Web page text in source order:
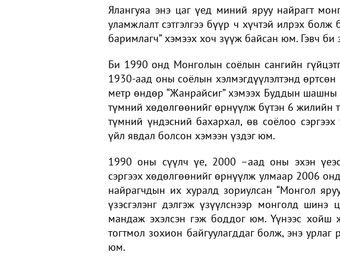
Ялангуяа энэ цаг үед миний яруу найрагт
уламжлалт сэтгэлгээ бүүр ч хүчтэй илрэх
баримлагч” хэмээх хоч зүүж байсан юм. Гэвч би
Би 1990 онд Монголын соёлын сангийн
1930-аад оны соёлын хэлмэгдүүлэлтэнд
метр өндөр “Жанрайсиг” хэмээх Буддын шашны
түмний хөдөлгөөнийг өрнүүлж бүтэн 6 жилийн
түмний үндэсний бахархал, өв соёлоо сэргээх
үйл явдал болсон хэмээн үздэг юм.
1990 оны сүүлч үе, 2000 –аад оны эхэн
сэргээх хөдөлгөөнийг өрнүүлж улмаар 2006
найрагчдын их хуралд зориулсан “Монгол
үзэсгэлэнг дэлгэж үзүүлснээр монголд шинэ
мандаж эхэлсэн гэж боддог юм. Үүнээс хойш
тогтмол зохион байгуулагддаг болж, энэ
юм.